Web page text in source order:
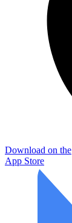
Download on the
App Store